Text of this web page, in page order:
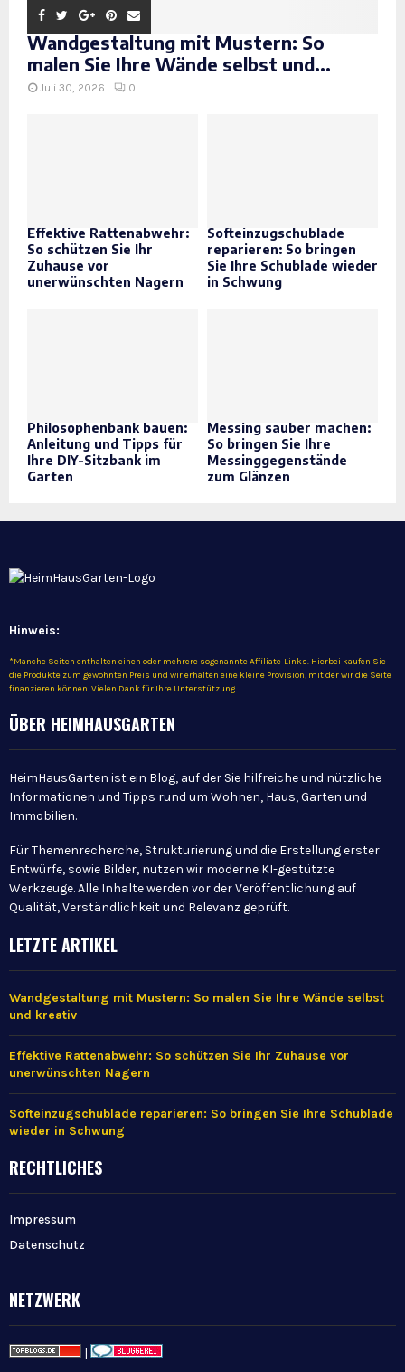
Wandgestaltung mit Mustern: So
malen Sie Ihre Wände selbst und...
Juli 30, 2026 0
Effektive Rattenabwehr:
So schützen Sie Ihr
Zuhause vor
unerwünschten Nagern
Softeinzugschublade
reparieren: So bringen
Sie Ihre Schublade wieder
in Schwung
Philosophenbank bauen:
Anleitung und Tipps für
Ihre DIY-Sitzbank im
Garten
Messing sauber machen:
So bringen Sie Ihre
Messinggegenstände
zum Glänzen
Hinweis:
*Manche Seiten enthalten einen oder mehrere sogenannte Affiliate-Links. Hierbei kaufen Sie
die Produkte zum gewohnten Preis und wir erhalten eine kleine Provision, mit der wir die Seite
finanzieren können. Vielen Dank für Ihre Unterstützung.
ÜBER HEIMHAUSGARTEN
HeimHausGarten ist ein Blog, auf der Sie hilfreiche und nützliche
Informationen und Tipps rund um Wohnen, Haus, Garten und
Immobilien.
Für Themenrecherche, Strukturierung und die Erstellung erster
Entwürfe, sowie Bilder, nutzen wir moderne KI-gestützte
Werkzeuge. Alle Inhalte werden vor der Veröffentlichung auf
Qualität, Verständlichkeit und Relevanz geprüft.
LETZTE ARTIKEL
Wandgestaltung mit Mustern: So malen Sie Ihre Wände selbst
und kreativ
Effektive Rattenabwehr: So schützen Sie Ihr Zuhause vor
unerwünschten Nagern
Softeinzugschublade reparieren: So bringen Sie Ihre Schublade
wieder in Schwung
RECHTLICHES
Impressum
Datenschutz
NETZWERK
|